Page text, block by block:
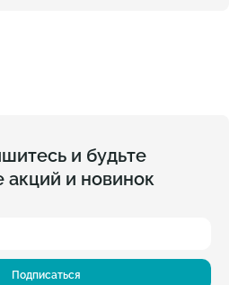
и будьте
акций и новинок
Подписаться